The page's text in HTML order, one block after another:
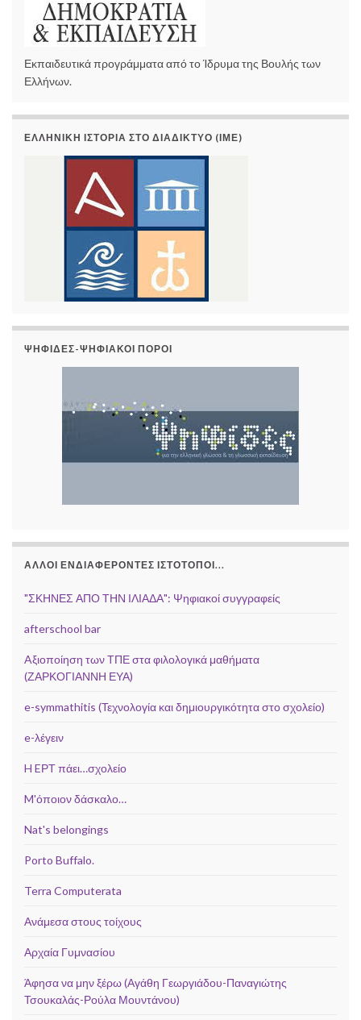
Εκπαιδευτικά προγράμματα από το Ίδρυμα της Βουλής των
Ελλήνων.
ΕΛΛΗΝΙΚΉ ΙΣΤΟΡΊΑ ΣΤΟ ΔΙΑΔΊΚΤΥΟ (ΙΜΕ)
ΨΗΦΊΔΕΣ-ΨΗΦΙΑΚΟΊ ΠΌΡΟΙ
ΆΛΛΟΙ ΕΝΔΙΑΦΈΡΟΝΤΕΣ ΙΣΤΌΤΟΠΟΙ...
"ΣΚΗΝΕΣ ΑΠΟ ΤΗΝ ΙΛΙΑΔΑ": Ψηφιακοί συγγραφείς
afterschool bar
Aξιοποίηση των ΤΠΕ στα φιλολογικά μαθήματα
(ΖΑΡΚΟΓΙΑΝΝΗ ΕΥΑ)
e-symmathitis (Τεχνολογία και δημιουργικότητα στο σχολείο)
e-λέγειν
H EΡΤ πάει…σχολείο
M'όποιον δάσκαλο…
Nat's belongings
Porto Buffalo.
Terra Computerata
Ανάμεσα στους τοίχους
Αρχαία Γυμνασίου
Άφησα να μην ξέρω (Αγάθη Γεωργιάδου-Παναγιώτης
Τσουκαλάς-Ρούλα Μουντάνου)